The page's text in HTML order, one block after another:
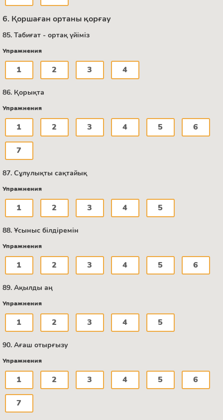
6. Қоршаған ортаны қорғау
85. Табиғат - ортақ үйіміз
Упражнения
1 2 3 4
86. Қорықта
Упражнения
1 2 3 4 5 6
7
87. Сұлулықты сақтайық
Упражнения
1 2 3 4 5
88. Ұсыныс білдіремін
Упражнения
1 2 3 4 5 6
89. Ақылды аң
Упражнения
1 2 3 4 5
90. Ағаш отырғызу
Упражнения
1 2 3 4 5 6
7